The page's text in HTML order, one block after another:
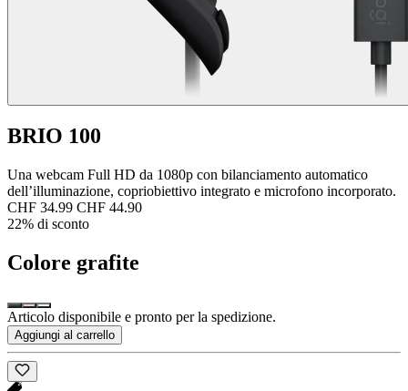
BRIO 100
Una webcam Full HD da 1080p con bilanciamento automatico
dell’illuminazione, copriobiettivo integrato e microfono incorporato.
CHF 34.99 CHF 44.90
22% di sconto
Colore grafite
Articolo disponibile e pronto per la spedizione.
Aggiungi al carrello